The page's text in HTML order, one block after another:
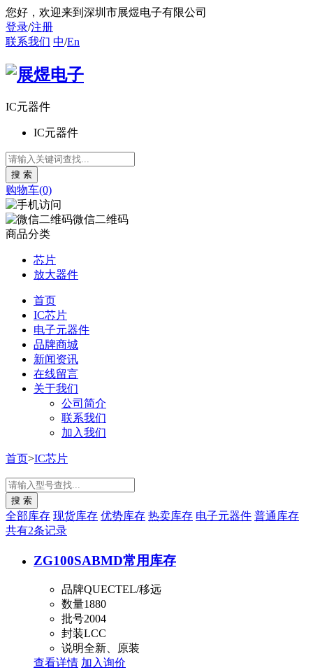
您好 ，欢迎来到深圳市展煜电子有限公司
登录/注册
联系我们 中/En
IC元器件
IC元器件
购物车(0)
微信二维码
商品分类
芯片
放大器件
首页
IC芯片
电子元器件
品牌商城
新闻资讯
在线留言
关于我们
公司简介
联系我们
加入我们
首页>IC芯片
全部库存 现货库存 优势库存 热卖库存 电子元器件 普通库存
共有2条记录
ZG100SABMD常用库存
品牌QUECTEL/移远
数量1880
批号2004
封装LCC
说明全新、原装
查看详情 加入询价